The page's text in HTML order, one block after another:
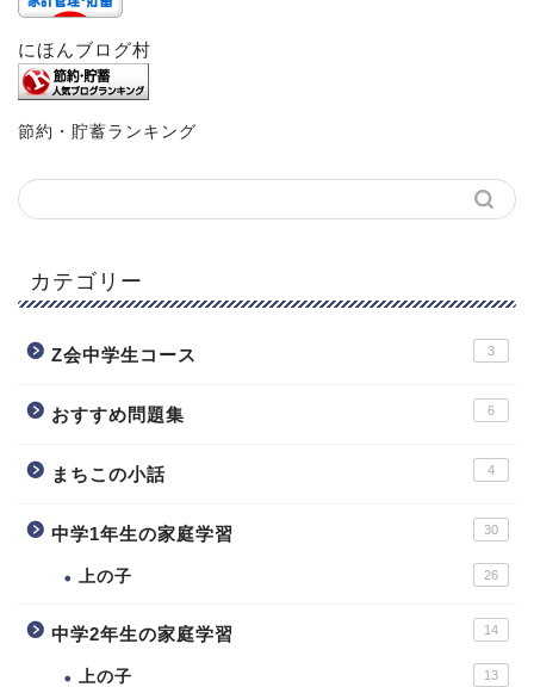
にほんブログ村
節約・貯蓄ランキング
カテゴリー
Z会中学生コース 3
おすすめ問題集 6
まちこの小話 4
中学1年生の家庭学習 30
上の子 26
中学2年生の家庭学習 14
上の子 13